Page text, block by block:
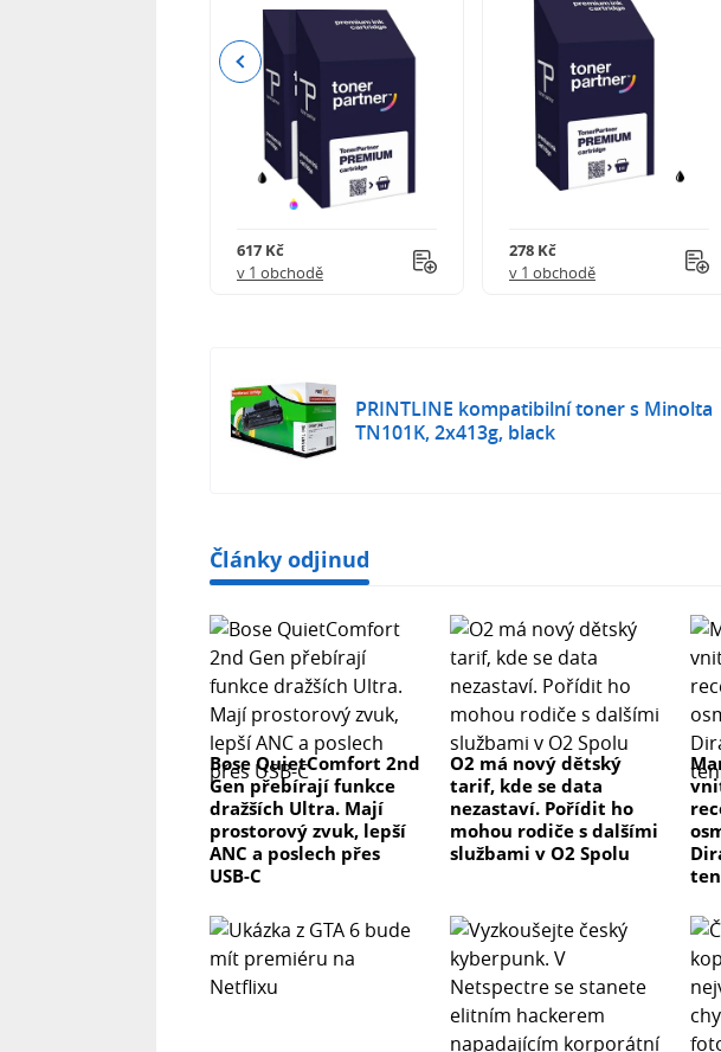
617 Kč
v 1 obchodě
278 Kč
v 1 obchodě
Previous
PRINTLINE kompatibilní toner s Minolta
TN101K, 2x413g, black
Články odjinud
Bose QuietComfort 2nd
Gen přebírají funkce
dražších Ultra. Mají
prostorový zvuk, lepší
ANC a poslech přes
USB-C
O2 má nový dětský
tarif, kde se data
nezastaví. Pořídit ho
mohou rodiče s dalšími
službami v O2 Spolu